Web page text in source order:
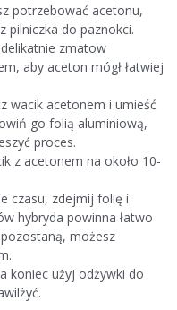
potrzebować acetonu,
pilniczka do paznokci.
zmatow
aby aceton mógł łatwiej
wacik acetonem i umieść
go folią aluminiową,
proces.
z acetonem na około 10-
czasu, zdejmij folię i
hybryda powinna łatwo
pozostaną, możesz
koniec użyj odżywki do